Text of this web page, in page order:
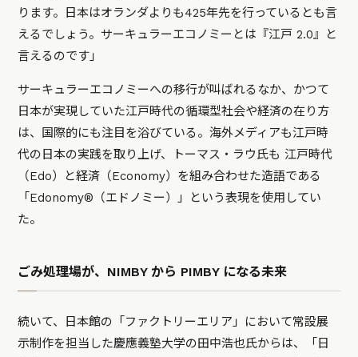
ります。日本はオランダよりも425年先を行っているとも言
えるでしょう。サーキュラーエコノミーとは『江戸 2.0』と
言えるのです」
サーキュラーエコノミーへの移行が叫ばれるなか、かつて
日本が実現していた江戸時代の循環型社会や経済の在り方
は、国際的にも注目を浴びている。海外メディアも江戸時
代の日本の実践を取り上げ、トーマス・ラウ氏も 江戸時代
（Edo）と経済（Economy）を組み合わせた造語である
「Edonomy®︎（エドノミー）」という表現を使用してい
た。
ごみ処理場が、NIMBY から PIMBY になる未来
続いて、日本館の「ファクトリーエリア」において常設展
示制作を担当した慶應義塾大学の田中浩也氏からは、「日